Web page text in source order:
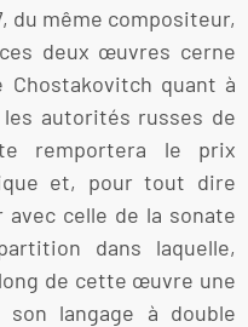
du même compositeur,
deux œuvres cerne
Chostakovitch quant à
autorités russes de
remportera le prix
et, pour tout dire
avec celle de la sonate
dans laquelle,
de cette œuvre une
langage à double